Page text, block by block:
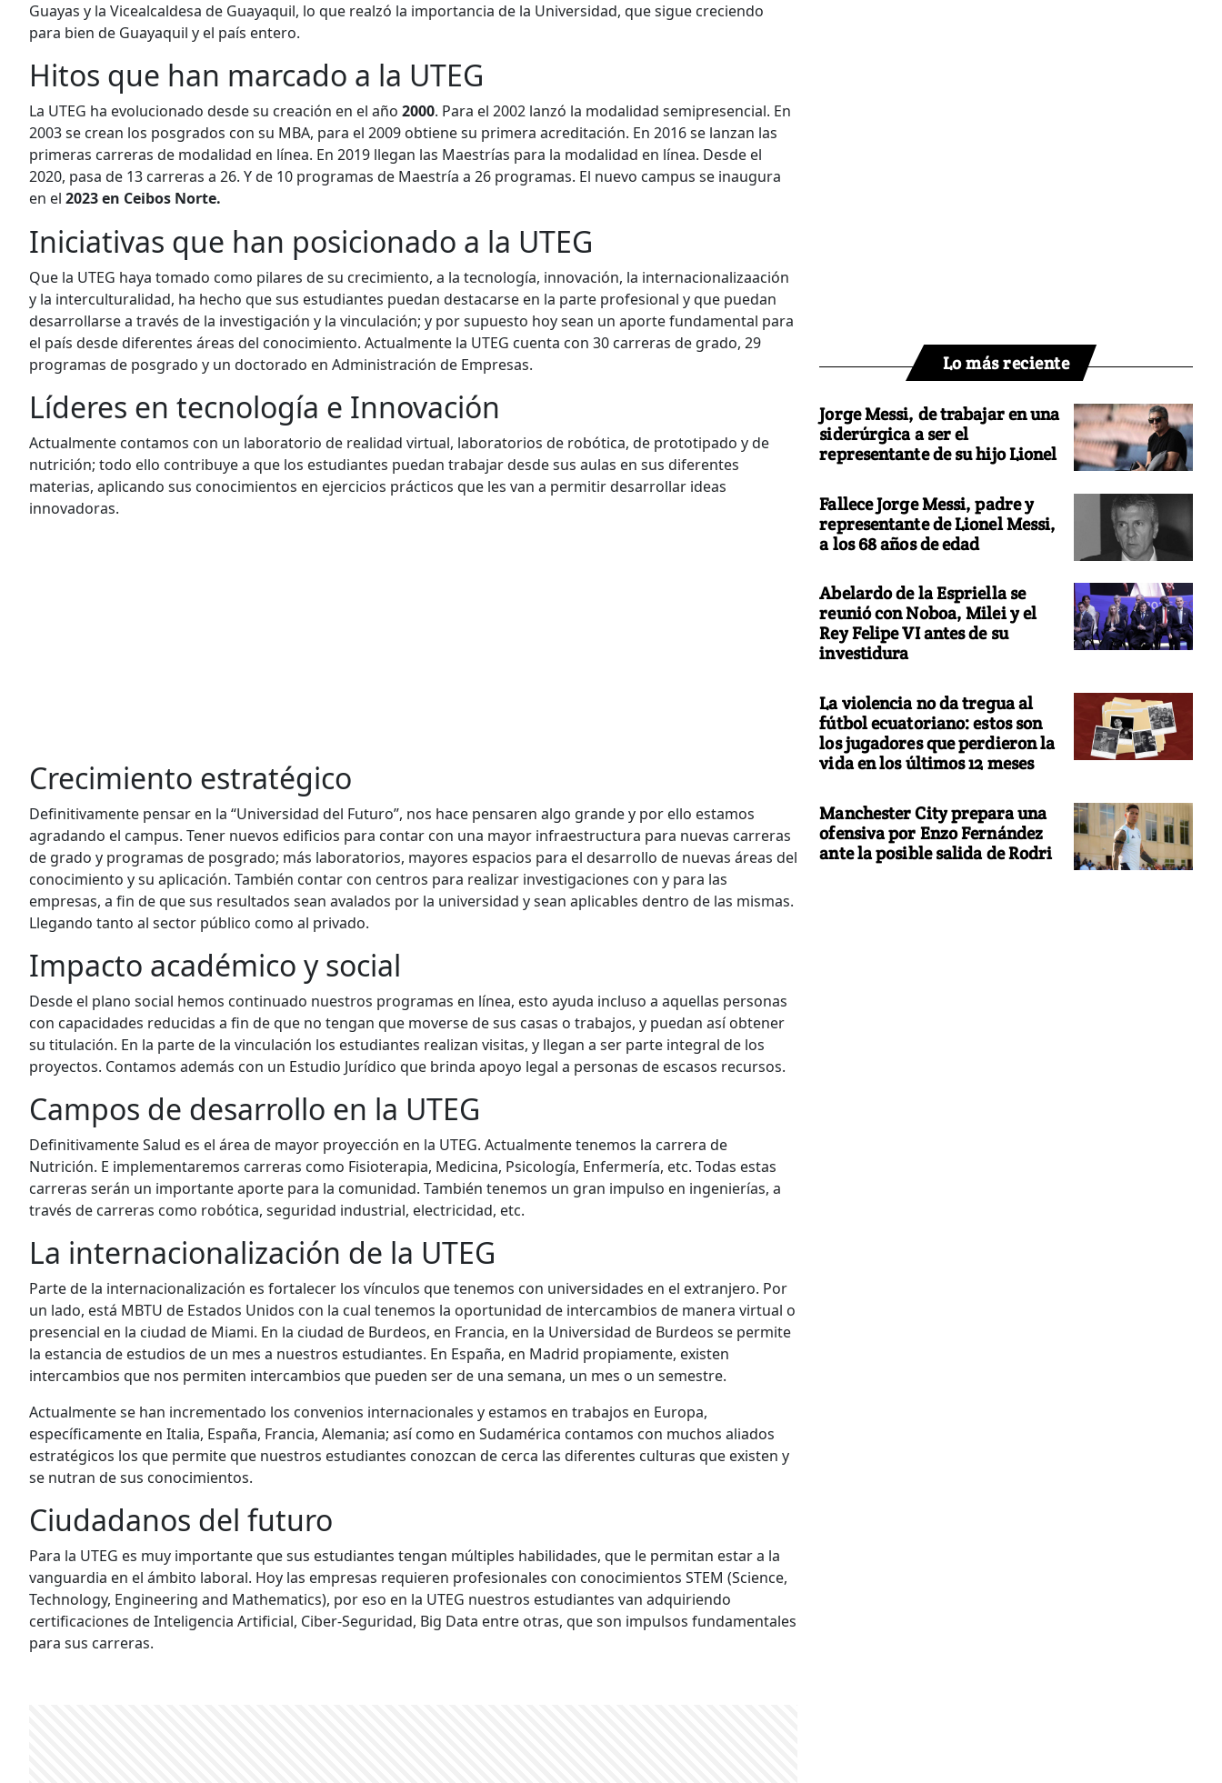
Guayas y la Vicealcaldesa de Guayaquil, lo que realzó la importancia de la Universidad, que sigue creciendo
para bien de Guayaquil y el país entero.
Hitos que han marcado a la UTEG
La UTEG ha evolucionado desde su creación en el año 2000. Para el 2002 lanzó la modalidad semipresencial. En
2003 se crean los posgrados con su MBA, para el 2009 obtiene su primera acreditación. En 2016 se lanzan las
primeras carreras de modalidad en línea. En 2019 llegan las Maestrías para la modalidad en línea. Desde el
2020, pasa de 13 carreras a 26. Y de 10 programas de Maestría a 26 programas. El nuevo campus se inaugura
en el 2023 en Ceibos Norte.
Iniciativas que han posicionado a la UTEG
Que la UTEG haya tomado como pilares de su crecimiento, a la tecnología, innovación, la internacionalizaación
y la interculturalidad, ha hecho que sus estudiantes puedan destacarse en la parte profesional y que puedan
desarrollarse a través de la investigación y la vinculación; y por supuesto hoy sean un aporte fundamental para
el país desde diferentes áreas del conocimiento. Actualmente la UTEG cuenta con 30 carreras de grado, 29
programas de posgrado y un doctorado en Administración de Empresas.
Líderes en tecnología e Innovación
Actualmente contamos con un laboratorio de realidad virtual, laboratorios de robótica, de prototipado y de
nutrición; todo ello contribuye a que los estudiantes puedan trabajar desde sus aulas en sus diferentes
materias, aplicando sus conocimientos en ejercicios prácticos que les van a permitir desarrollar ideas
innovadoras.
Crecimiento estratégico
Definitivamente pensar en la “Universidad del Futuro”, nos hace pensaren algo grande y por ello estamos
agradando el campus. Tener nuevos edificios para contar con una mayor infraestructura para nuevas carreras
de grado y programas de posgrado; más laboratorios, mayores espacios para el desarrollo de nuevas áreas del
conocimiento y su aplicación. También contar con centros para realizar investigaciones con y para las
empresas, a fin de que sus resultados sean avalados por la universidad y sean aplicables dentro de las mismas.
Llegando tanto al sector público como al privado.
Impacto académico y social
Desde el plano social hemos continuado nuestros programas en línea, esto ayuda incluso a aquellas personas
con capacidades reducidas a fin de que no tengan que moverse de sus casas o trabajos, y puedan así obtener
su titulación. En la parte de la vinculación los estudiantes realizan visitas, y llegan a ser parte integral de los
proyectos. Contamos además con un Estudio Jurídico que brinda apoyo legal a personas de escasos recursos.
Campos de desarrollo en la UTEG
Definitivamente Salud es el área de mayor proyección en la UTEG. Actualmente tenemos la carrera de
Nutrición. E implementaremos carreras como Fisioterapia, Medicina, Psicología, Enfermería, etc. Todas estas
carreras serán un importante aporte para la comunidad. También tenemos un gran impulso en ingenierías, a
través de carreras como robótica, seguridad industrial, electricidad, etc.
La internacionalización de la UTEG
Parte de la internacionalización es fortalecer los vínculos que tenemos con universidades en el extranjero. Por
un lado, está MBTU de Estados Unidos con la cual tenemos la oportunidad de intercambios de manera virtual o
presencial en la ciudad de Miami. En la ciudad de Burdeos, en Francia, en la Universidad de Burdeos se permite
la estancia de estudios de un mes a nuestros estudiantes. En España, en Madrid propiamente, existen
intercambios que nos permiten intercambios que pueden ser de una semana, un mes o un semestre.
Actualmente se han incrementado los convenios internacionales y estamos en trabajos en Europa,
específicamente en Italia, España, Francia, Alemania; así como en Sudamérica contamos con muchos aliados
estratégicos los que permite que nuestros estudiantes conozcan de cerca las diferentes culturas que existen y
se nutran de sus conocimientos.
Ciudadanos del futuro
Para la UTEG es muy importante que sus estudiantes tengan múltiples habilidades, que le permitan estar a la
vanguardia en el ámbito laboral. Hoy las empresas requieren profesionales con conocimientos STEM (Science,
Technology, Engineering and Mathematics), por eso en la UTEG nuestros estudiantes van adquiriendo
certificaciones de Inteligencia Artificial, Ciber-Seguridad, Big Data entre otras, que son impulsos fundamentales
para sus carreras.
Lo más reciente
Jorge Messi, de trabajar en una
siderúrgica a ser el
representante de su hijo Lionel
Fallece Jorge Messi, padre y
representante de Lionel Messi,
a los 68 años de edad
Abelardo de la Espriella se
reunió con Noboa, Milei y el
Rey Felipe VI antes de su
investidura
La violencia no da tregua al
fútbol ecuatoriano: estos son
los jugadores que perdieron la
vida en los últimos 12 meses
Manchester City prepara una
ofensiva por Enzo Fernández
ante la posible salida de Rodri